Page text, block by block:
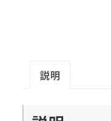
説明